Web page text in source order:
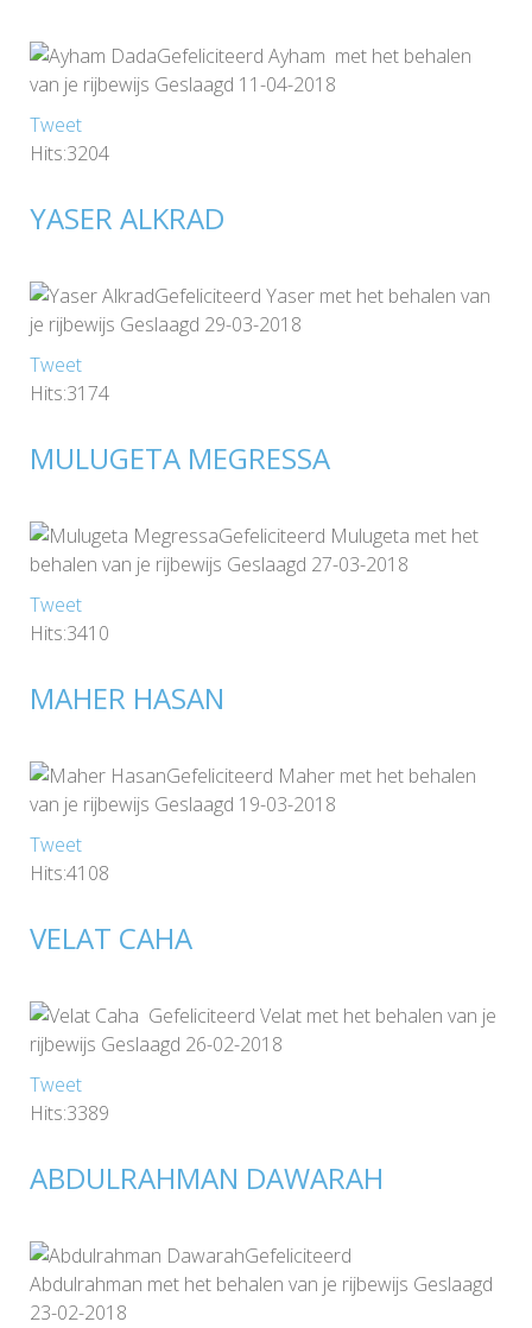
Gefeliciteerd Ayham met het behalen
van je rijbewijs Geslaagd 11-04-2018
Tweet
Hits:3204
YASER ALKRAD
Gefeliciteerd Yaser met het behalen van
je rijbewijs Geslaagd 29-03-2018
Tweet
Hits:3174
MULUGETA MEGRESSA
Gefeliciteerd Mulugeta met het
behalen van je rijbewijs Geslaagd 27-03-2018
Tweet
Hits:3410
MAHER HASAN
Gefeliciteerd Maher met het behalen
van je rijbewijs Geslaagd 19-03-2018
Tweet
Hits:4108
VELAT CAHA
Gefeliciteerd Velat met het behalen van je
rijbewijs Geslaagd 26-02-2018
Tweet
Hits:3389
ABDULRAHMAN DAWARAH
Gefeliciteerd
Abdulrahman met het behalen van je rijbewijs Geslaagd
23-02-2018